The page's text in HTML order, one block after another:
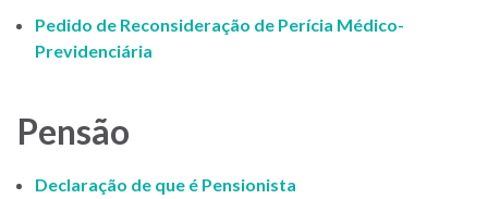
Pedido de Reconsideração de Perícia Médico-
Previdenciária
Pensão
Declaração de que é Pensionista